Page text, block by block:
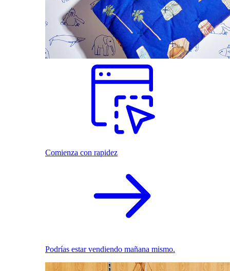
Comienza con rapidez
Podrías estar vendiendo mañana mismo.